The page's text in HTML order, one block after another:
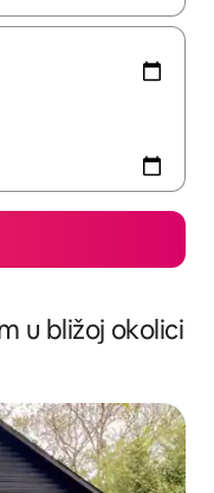
u bližoj okolici
„Odabrali gosti”